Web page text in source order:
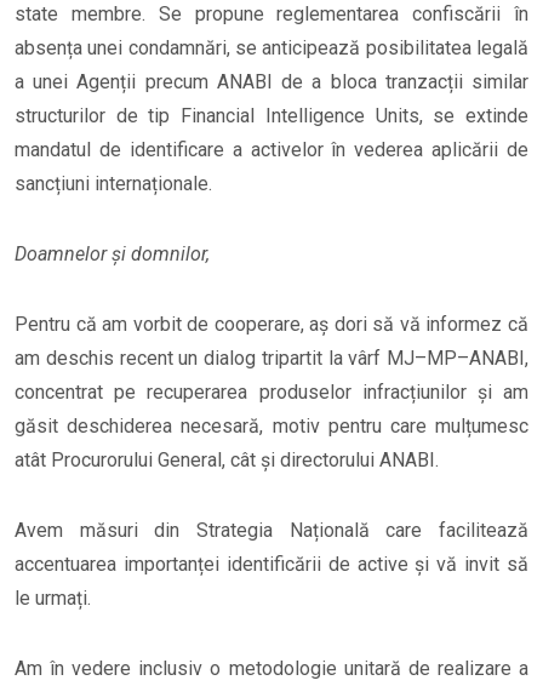
state membre. Se propune reglementarea confiscării în
absența unei condamnări, se anticipează posibilitatea legală
a unei Agenții precum ANABI de a bloca tranzacții similar
structurilor de tip Financial Intelligence Units, se extinde
mandatul de identificare a activelor în vederea aplicării de
sancțiuni internaționale.
Doamnelor și domnilor,
Pentru că am vorbit de cooperare, aș dori să vă informez că
am deschis recent un dialog tripartit la vârf MJ–MP–ANABI,
concentrat pe recuperarea produselor infracțiunilor și am
găsit deschiderea necesară, motiv pentru care mulțumesc
atât Procurorului General, cât și directorului ANABI.
Avem măsuri din Strategia Națională care facilitează
accentuarea importanței identificării de active și vă invit să
le urmați.
Am în vedere inclusiv o metodologie unitară de realizare a